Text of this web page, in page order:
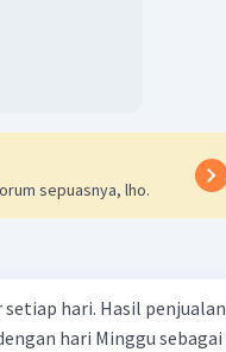
sepuasnya, lho.
hari. Hasil penjualan
hari Minggu sebagai